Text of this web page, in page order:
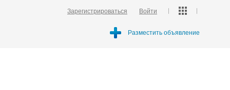
Зарегистрироваться Войти
Разместить объявление